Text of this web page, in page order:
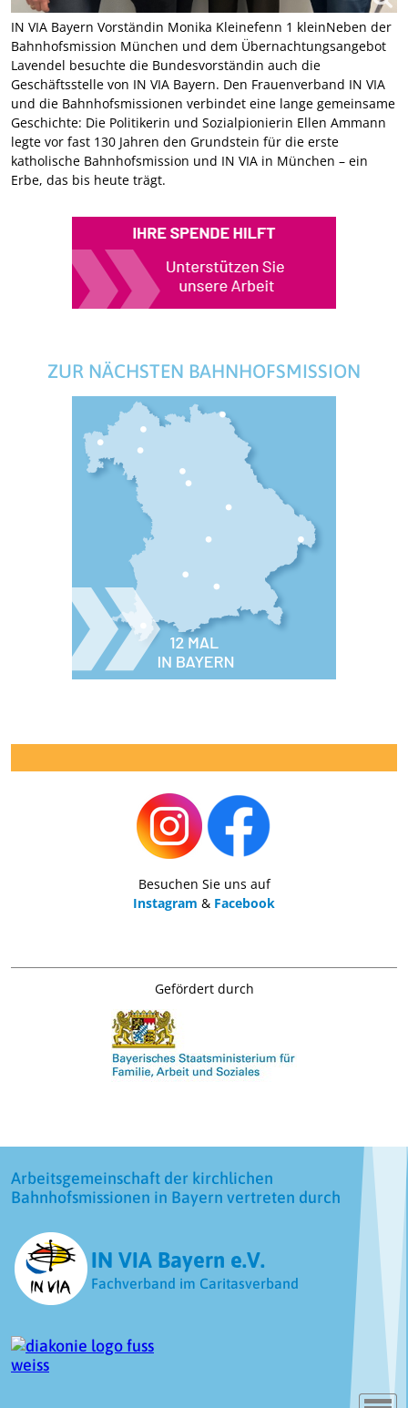
IN VIA Bayern Vorständin Monika Kleinefenn 1 kleinNeben der
Bahnhofsmission München und dem Übernachtungsangebot
Lavendel besuchte die Bundesvorständin auch die
Geschäftsstelle von IN VIA Bayern. Den Frauenverband IN VIA
und die Bahnhofsmissionen verbindet eine lange gemeinsame
Geschichte: Die Politikerin und Sozialpionierin Ellen Ammann
legte vor fast 130 Jahren den Grundstein für die erste
katholische Bahnhofsmission und IN VIA in München – ein
Erbe, das bis heute trägt.
ZUR NÄCHSTEN BAHNHOFSMISSION
Besuchen Sie uns auf
Instagram & Facebook
Gefördert durch
Arbeitsgemeinschaft der kirchlichen
Bahnhofsmissionen in Bayern vertreten durch
IN VIA Bayern e.V.
Fachverband im Caritasverband